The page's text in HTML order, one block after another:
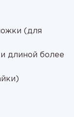
(для
длиной более